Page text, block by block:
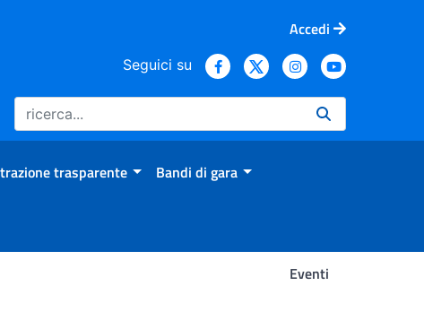
Accedi
Seguici su
trasparente Bandi di gara
Eventi